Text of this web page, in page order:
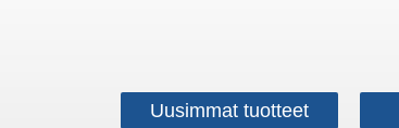
Uusimmat tuotteet